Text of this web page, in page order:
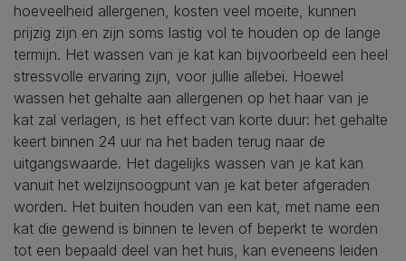
hoeveelheid allergenen, kosten veel moeite, kunnen
prijzig zijn en zijn soms lastig vol te houden op de lange
termijn. Het wassen van je kat kan bijvoorbeeld een heel
stressvolle ervaring zijn, voor jullie allebei. Hoewel
wassen het gehalte aan allergenen op het haar van je
kat zal verlagen, is het effect van korte duur: het gehalte
keert binnen 24 uur na het baden terug naar de
uitgangswaarde. Het dagelijks wassen van je kat kan
vanuit het welzijnsoogpunt van je kat beter afgeraden
worden. Het buiten houden van een kat, met name een
kat die gewend is binnen te leven of beperkt te worden
tot een bepaald deel van het huis, kan eveneens leiden